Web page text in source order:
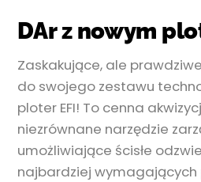
DAr z nowym
Zaskakujące, ale
do swojego zestawu
ploter EFI! To cenna
niezrównane narzędzie
umożliwiające ścisłe
najbardziej wymagających